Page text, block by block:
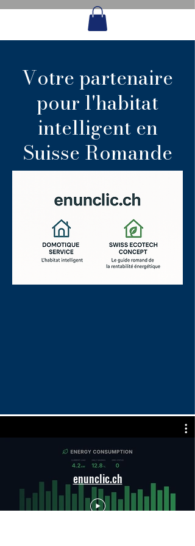
Votre partenaire
pour l'habitat
intelligent en
Suisse Romande
enunclic.ch